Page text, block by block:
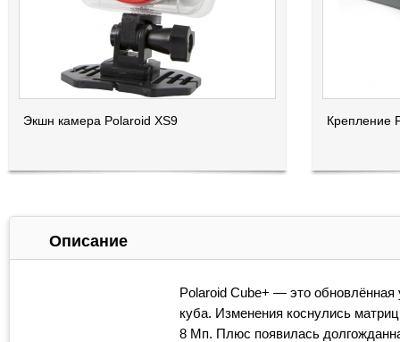
Экшн камера Polaroid XS9 Крепление
Описание
Polaroid Cube+ — это
куба. Изменения коснулись
8 Мп. Плюс появилась